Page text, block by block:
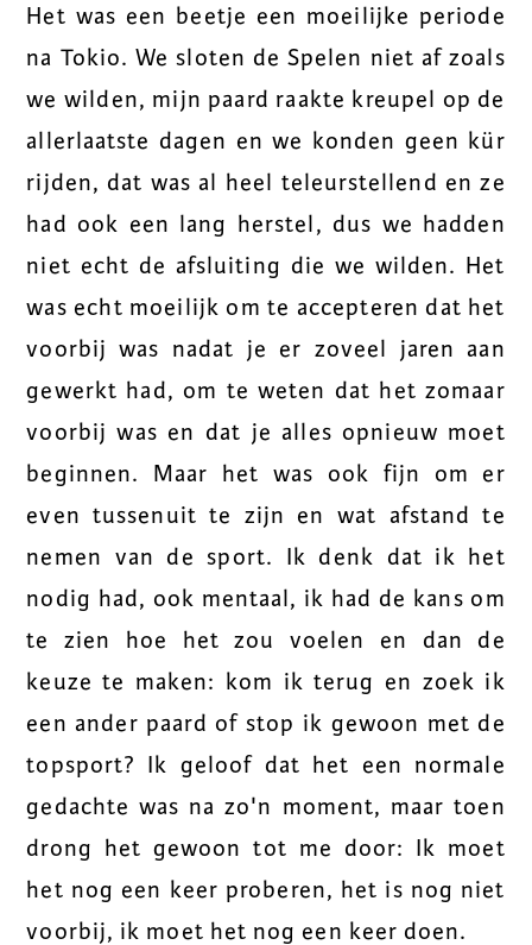
Het was een beetje een moeilijke periode
na Tokio. We sloten de Spelen niet af zoals
we wilden, mijn paard raakte kreupel op de
allerlaatste dagen en we konden geen kür
rijden, dat was al heel teleurstellend en ze
had ook een lang herstel, dus we hadden
niet echt de afsluiting die we wilden. Het
was echt moeilijk om te accepteren dat het
voorbij was nadat je er zoveel jaren aan
gewerkt had, om te weten dat het zomaar
voorbij was en dat je alles opnieuw moet
beginnen. Maar het was ook fijn om er
even tussenuit te zijn en wat afstand te
nemen van de sport. Ik denk dat ik het
nodig had, ook mentaal, ik had de kans om
te zien hoe het zou voelen en dan de
keuze te maken: kom ik terug en zoek ik
een ander paard of stop ik gewoon met de
topsport? Ik geloof dat het een normale
gedachte was na zo'n moment, maar toen
drong het gewoon tot me door: Ik moet
het nog een keer proberen, het is nog niet
voorbij, ik moet het nog een keer doen.